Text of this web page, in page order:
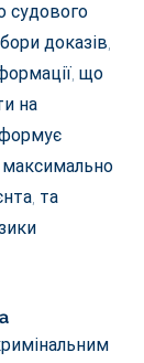
судового
доказів,
що
на
максимально
та